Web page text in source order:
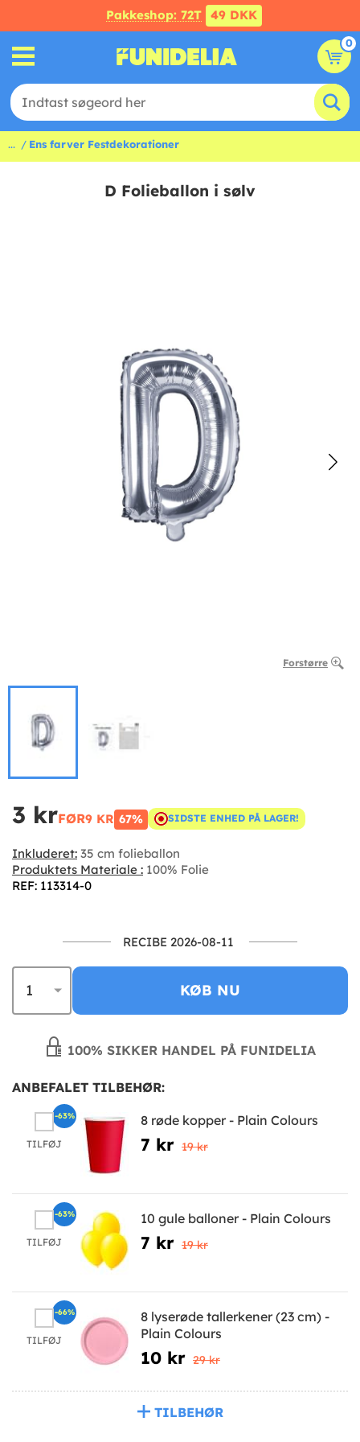
Pakkeshop: 72T 49 DKK
0
... Ens farver Festdekorationer
D Folieballon i sølv
Forstørre
3 krFØR9 KR 67% SIDSTE ENHED PÅ LAGER!
Inkluderet: 35 cm folieballon
Produktets Materiale : 100% Folie
REF: 113314-0
RECIBE 2026-08-11
KØB NU
100% SIKKER HANDEL PÅ FUNIDELIA
ANBEFALET TILBEHØR:
TILFØJ
8 røde kopper - Plain Colours
7 kr 19 kr
-63%
TILFØJ
10 gule balloner - Plain Colours
7 kr 19 kr
-63%
TILFØJ
8 lyserøde tallerkener (23 cm) -
Plain Colours
10 kr 29 kr
-66%
TILBEHØR